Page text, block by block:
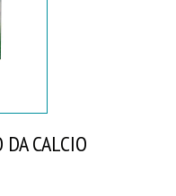
CALCIO